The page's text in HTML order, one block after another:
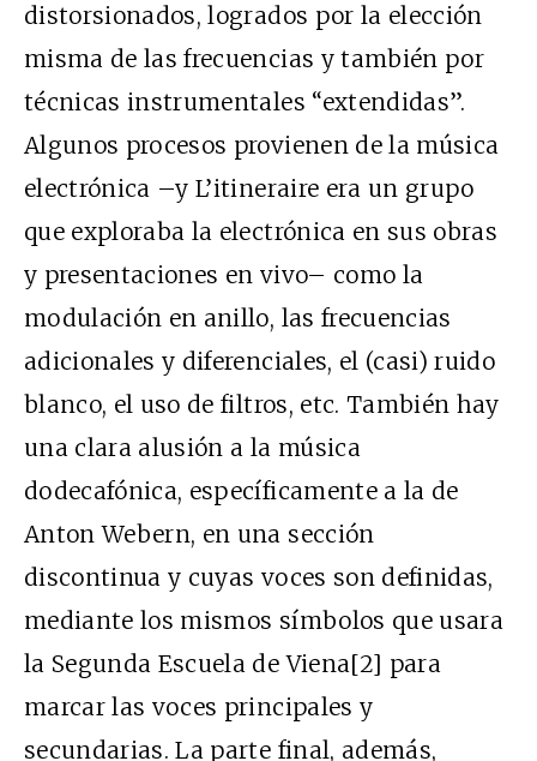
distorsionados, logrados por la elección
misma de las frecuencias y también por
técnicas instrumentales “extendidas”.
Algunos procesos provienen de la música
electrónica –y L’itineraire era un grupo
que exploraba la electrónica en sus obras
y presentaciones en vivo– como la
modulación en anillo, las frecuencias
adicionales y diferenciales, el (casi) ruido
blanco, el uso de filtros, etc. También hay
una clara alusión a la música
dodecafónica, específicamente a la de
Anton Webern, en una sección
discontinua y cuyas voces son definidas,
mediante los mismos símbolos que usara
la Segunda Escuela de Viena[2] para
marcar las voces principales y
secundarias. La parte final, además,